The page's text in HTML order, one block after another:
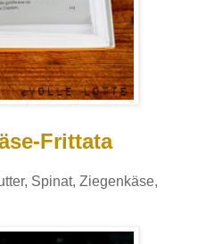
Frittata
Spinat, Ziegenkäse,